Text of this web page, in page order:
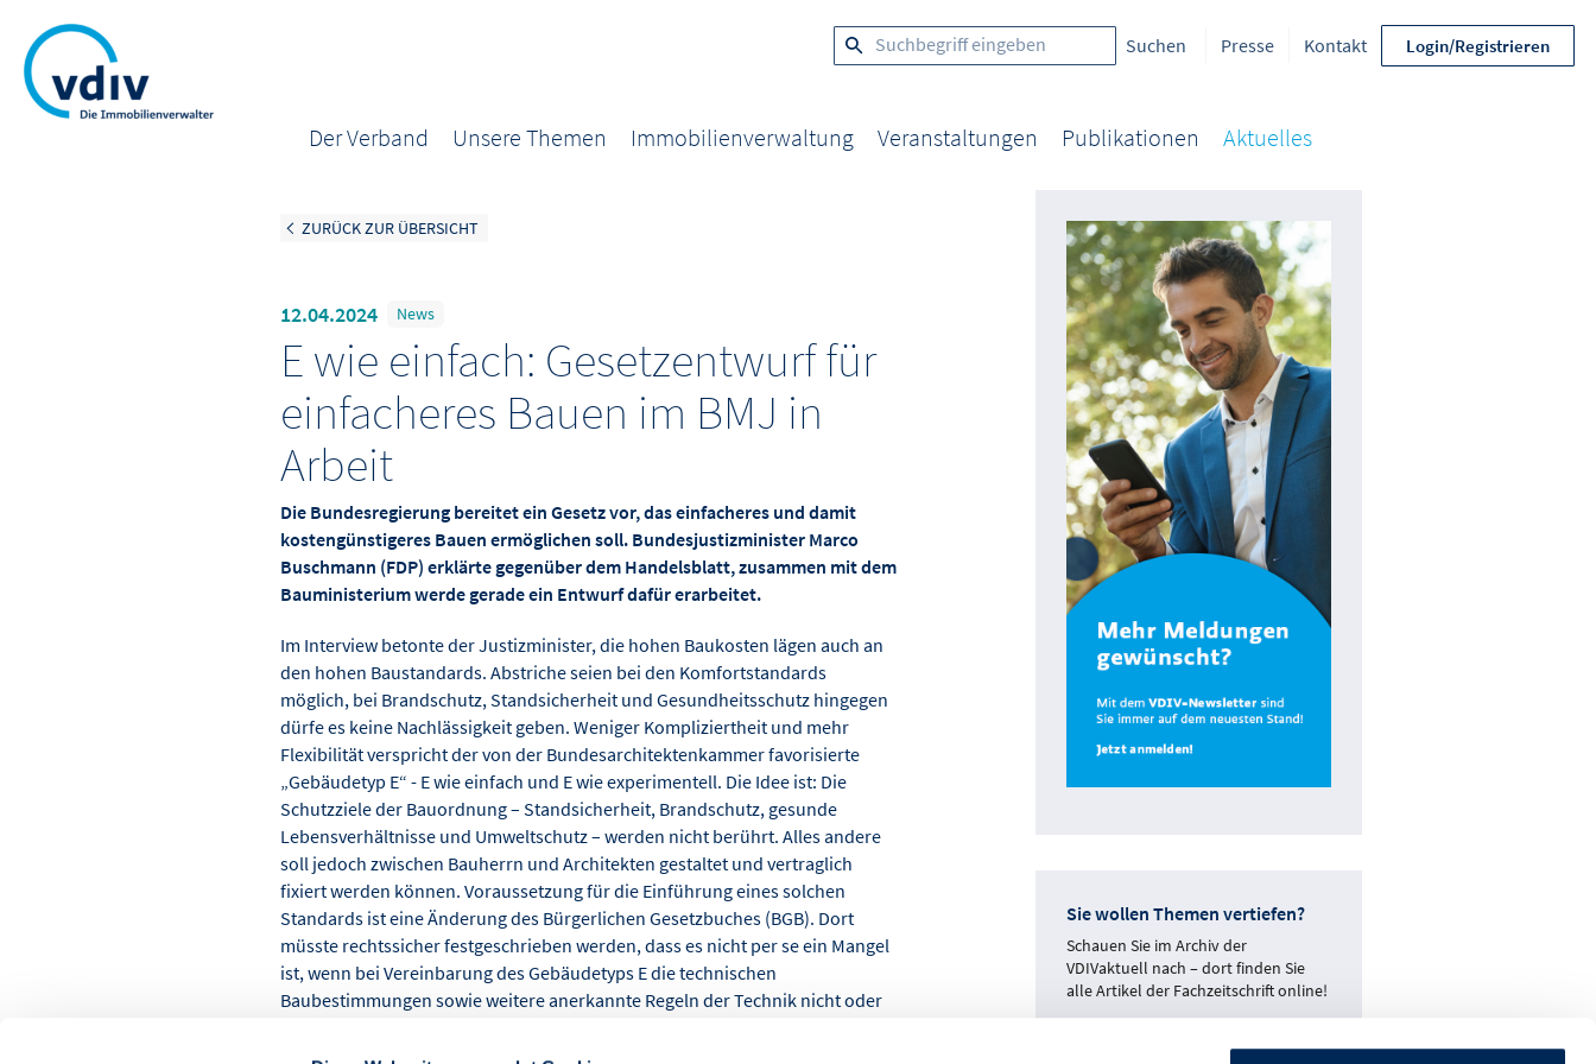
Presse Kontakt Login/Registrieren
Der Verband Unsere Themen Immobilienverwaltung Veranstaltungen Publikationen Aktuelles
ZURÜCK ZUR ÜBERSICHT
12.04.2024 News
E wie einfach: Gesetzentwurf für
einfacheres Bauen im BMJ in
Arbeit
Die Bundesregierung bereitet ein Gesetz vor, das einfacheres und damit
kostengünstigeres Bauen ermöglichen soll. Bundesjustizminister Marco
Buschmann (FDP) erklärte gegenüber dem Handelsblatt, zusammen mit dem
Bauministerium werde gerade ein Entwurf dafür erarbeitet.
Im Interview betonte der Justizminister, die hohen Baukosten lägen auch an
den hohen Baustandards. Abstriche seien bei den Komfortstandards
möglich, bei Brandschutz, Standsicherheit und Gesundheitsschutz hingegen
dürfe es keine Nachlässigkeit geben. Weniger Kompliziertheit und mehr
Flexibilität verspricht der von der Bundesarchitektenkammer favorisierte
„Gebäudetyp E“ - E wie einfach und E wie experimentell. Die Idee ist: Die
Schutzziele der Bauordnung – Standsicherheit, Brandschutz, gesunde
Lebensverhältnisse und Umweltschutz – werden nicht berührt. Alles andere
soll jedoch zwischen Bauherrn und Architekten gestaltet und vertraglich
fixiert werden können. Voraussetzung für die Einführung eines solchen
Standards ist eine Änderung des Bürgerlichen Gesetzbuches (BGB). Dort
müsste rechtssicher festgeschrieben werden, dass es nicht per se ein Mangel
ist, wenn bei Vereinbarung des Gebäudetyps E die technischen
Baubestimmungen sowie weitere anerkannte Regeln der Technik nicht oder
Sie wollen Themen vertiefen?
Schauen Sie im Archiv der
VDIVaktuell nach – dort finden Sie
alle Artikel der Fachzeitschrift online!
ZUM MAGAZIN-ARCHIV